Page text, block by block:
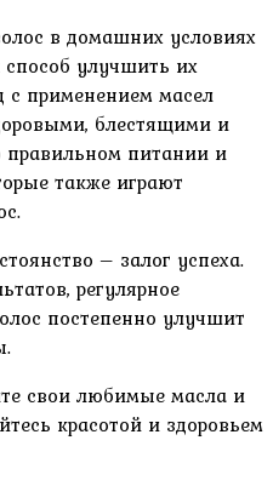
в домашних условиях
улучшить их
с применением масел
блестящими и
питании и
также играют
– залог успеха.
регулярное
постепенно улучшит
свои любимые масла и
красотой и здоровьем